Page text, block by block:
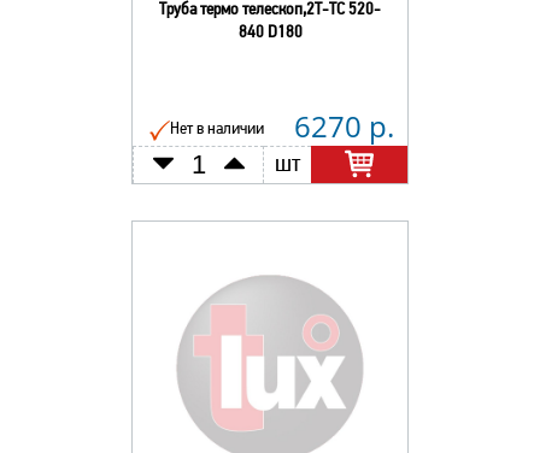
Труба термо телескоп,2Т-ТС 520-
840 D180
Нет в наличии 6270 р.
шт